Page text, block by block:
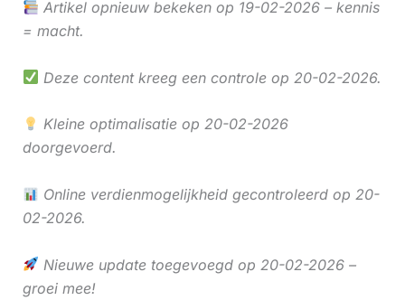
Artikel opnieuw bekeken op 19-02-2026 – kennis
= macht.
Deze content kreeg een controle op 20-02-2026.
Kleine optimalisatie op 20-02-2026
doorgevoerd.
Online verdienmogelijkheid gecontroleerd op 20-
02-2026.
Nieuwe update toegevoegd op 20-02-2026 –
groei mee!